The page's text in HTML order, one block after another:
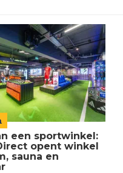
een sportwinkel:
opent winkel
sauna en